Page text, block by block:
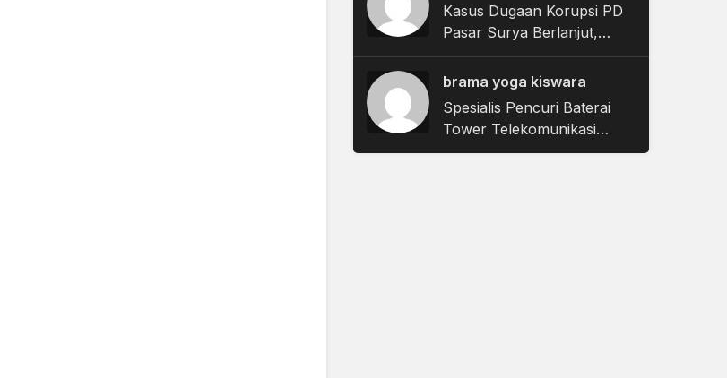
Kasus Dugaan Korupsi PD
Pasar Surya Berlanjut,
Kejari Tanjung Perak
Periksa 35 Saksi
brama yoga kiswara
Spesialis Pencuri Baterai
Tower Telekomunikasi
Dibekuk, Polres Malang